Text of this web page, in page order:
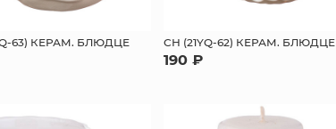
63) КЕРАМ. БЛЮДЦЕ СН (21YQ-62) КЕРАМ. БЛЮДЦЕ
190 ₽